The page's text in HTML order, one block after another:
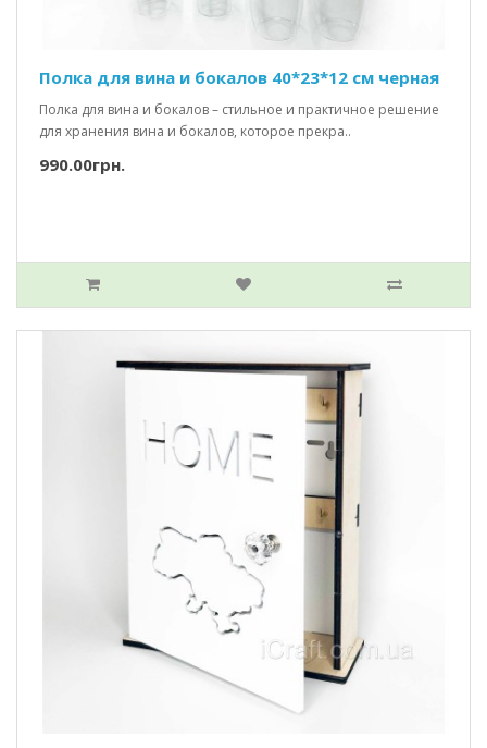
Полка для вина и бокалов 40*23*12 см черная
Полка для вина и бокалов – стильное и практичное решение
для хранения вина и бокалов, которое прекра..
990.00грн.